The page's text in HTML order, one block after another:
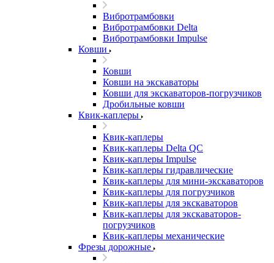
Вибротрамбовки
Вибротрамбовки Delta
Вибротрамбовки Impulse
Ковши
Ковши
Ковши на экскаваторы
Ковши для экскаваторов-погрузчиков
Дробильные ковши
Квик-каплеры
Квик-каплеры
Квик-каплеры Delta QC
Квик-каплеры Impulse
Квик-каплеры гидравлические
Квик-каплеры для мини-экскаваторов
Квик-каплеры для погрузчиков
Квик-каплеры для экскаваторов
Квик-каплеры для экскаваторов-
погрузчиков
Квик-каплеры механические
Фрезы дорожные